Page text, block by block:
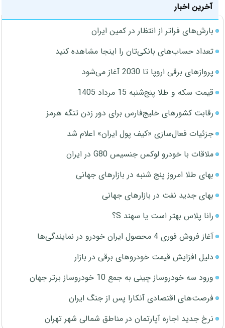
آخرین اخبار
بارش‌های فراتر از انتظار در کمین ایران
تعداد حساب‌های بانکی‌تان را اینجا مشاهده کنید
پروازهای برقی اروپا تا 2030 آغاز می‌شود
قیمت سکه و طلا پنج‌شنبه 15 مرداد 1405
رقابت کشورهای خلیج‌فارس برای دور زدن تنگه هرمز
جزئیات فعال‌سازی «کیف پول ایران» اعلام شد
ملاقات با خودرو لوکس جنسیس G80 در ایران
بهای طلا امروز پنج شنبه در بازارهای جهانی
بهای جدید نفت در بازارهای جهانی
رانا پلاس بهتر است یا سهند S؟
آغاز فروش فوری 4 محصول ایران خودرو در نمایندگی‌ها
دلیل افزایش قیمت خودروهای برقی در بازار
ورود سه خودروساز چینی به جمع 10 خودروساز برتر جهان
فرصت‌های اقتصادی آنکارا پس از جنگ ایران
نرخ جدید اجاره آپارتمان در مناطق شمالی شهر تهران